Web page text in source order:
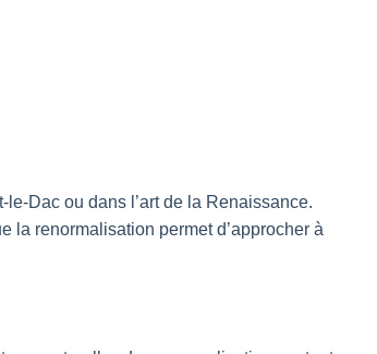
Dac ou dans l’art de la Renaissance.
la renormalisation permet d’approcher à